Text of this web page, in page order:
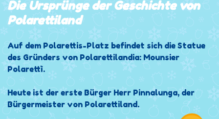
Die Ursprünge der Geschichte von
Polarettiland
Auf dem Polarettis-Platz befindet sich die Statue
des Gründers von Polarettilandia: Mounsier
Polarettì.
Heute ist der erste Bürger Herr Pinnalunga, der
Bürgermeister von Polarettiland.